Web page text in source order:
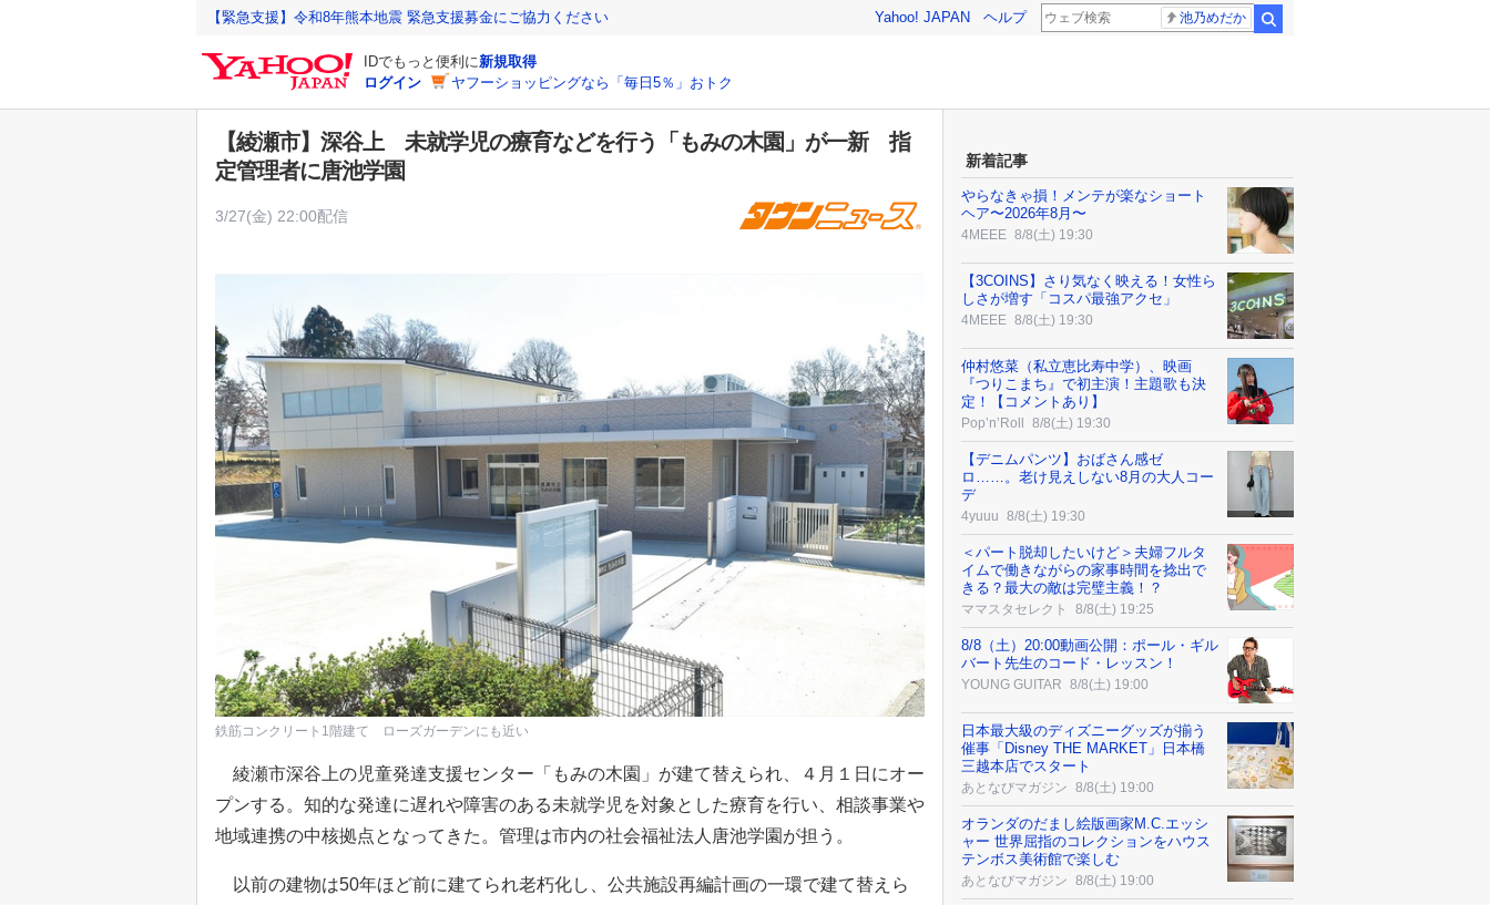
【緊急支援】令和8年熊本地震 緊急支援募金にご協力ください Yahoo! JAPAN ヘルプ 池乃めだか
IDでもっと便利に新規取得
ログイン
ヤフーショッピングなら「毎日5％」おトク
【綾瀬市】深谷上 未就学児の療育などを行う「もみの木園」が一新 指
定管理者に唐池学園
3/27(金) 22:00配信
鉄筋コンクリート1階建て ローズガーデンにも近い
綾瀬市深谷上の児童発達支援センター「もみの木園」が建て替えられ、４月１日にオー
プンする。知的な発達に遅れや障害のある未就学児を対象とした療育を行い、相談事業や
地域連携の中核拠点となってきた。管理は市内の社会福祉法人唐池学園が担う。
以前の建物は50年ほど前に建てられ老朽化し、公共施設再編計画の一環で建て替えら
新着記事
やらなきゃ損！メンテが楽なショート
ヘア〜2026年8月〜
4MEEE 8/8(土) 19:30
【3COINS】さり気なく映える！女性ら
しさが増す「コスパ最強アクセ」
4MEEE 8/8(土) 19:30
仲村悠菜（私立恵比寿中学）、映画
『つりこまち』で初主演！主題歌も決
定！【コメントあり】
Pop’n’Roll 8/8(土) 19:30
【デニムパンツ】おばさん感ゼ
ロ……。老け見えしない8月の大人コー
デ
4yuuu 8/8(土) 19:30
＜パート脱却したいけど＞夫婦フルタ
イムで働きながらの家事時間を捻出で
きる？最大の敵は完璧主義！？
ママスタセレクト 8/8(土) 19:25
8/8（土）20:00動画公開：ポール・ギル
バート先生のコード・レッスン！
YOUNG GUITAR 8/8(土) 19:00
日本最大級のディズニーグッズが揃う
催事「Disney THE MARKET」日本橋
三越本店でスタート
あとなびマガジン 8/8(土) 19:00
オランダのだまし絵版画家M.C.エッシ
ャー 世界屈指のコレクションをハウス
テンボス美術館で楽しむ
あとなびマガジン 8/8(土) 19:00